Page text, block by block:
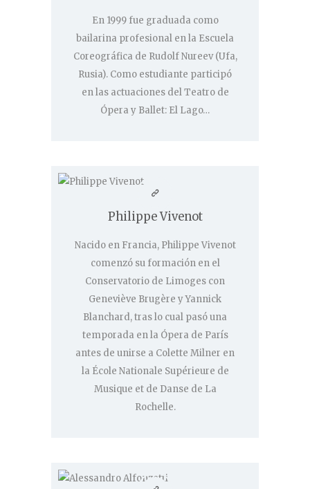
En 1999 fue graduada como
bailarina profesional en la Escuela
Coreográfica de Rudolf Nureev (Ufa,
Rusia). Como estudiante participó
en las actuaciones del Teatro de
Ópera y Ballet: El Lago…
Philippe Vivenot
Nacido en Francia, Philippe Vivenot
comenzó su formación en el
Conservatorio de Limoges con
Geneviève Brugère y Yannick
Blanchard, tras lo cual pasó una
temporada en la Ópera de París
antes de unirse a Colette Milner en
la École Nationale Supérieure de
Musique et de Danse de La
Rochelle.